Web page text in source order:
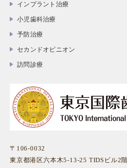
インプラント治療
小児歯科治療
予防治療
セカンドオピニオン
訪問診療
〒106-0032
東京都港区六本木5-13-25 TIDSビル2階